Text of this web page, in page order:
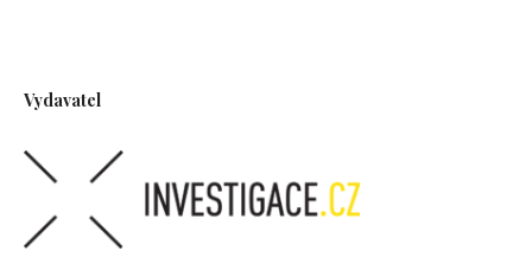
Vydavatel